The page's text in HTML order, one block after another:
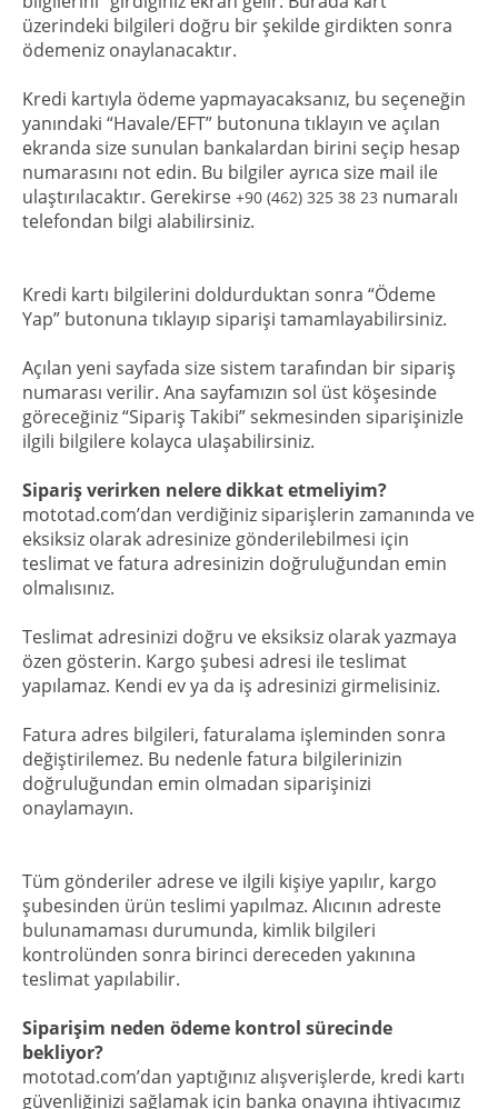
üzerindeki bilgileri doğru bir şekilde girdikten sonra
ödemeniz onaylanacaktır.
Kredi kartıyla ödeme yapmayacaksanız, bu seçeneğin
yanındaki “Havale/EFT” butonuna tıklayın ve açılan
ekranda size sunulan bankalardan birini seçip hesap
numarasını not edin. Bu bilgiler ayrıca size mail ile
ulaştırılacaktır. Gerekirse +90 (462) 325 38 23 numaralı
telefondan bilgi alabilirsiniz.
Kredi kartı bilgilerini doldurduktan sonra “Ödeme
Yap” butonuna tıklayıp siparişi tamamlayabilirsiniz.
Açılan yeni sayfada size sistem tarafından bir sipariş
numarası verilir. Ana sayfamızın sol üst köşesinde
göreceğiniz “Sipariş Takibi” sekmesinden siparişinizle
ilgili bilgilere kolayca ulaşabilirsiniz.
Sipariş verirken nelere dikkat etmeliyim?
mototad.com’dan verdiğiniz siparişlerin zamanında ve
eksiksiz olarak adresinize gönderilebilmesi için
teslimat ve fatura adresinizin doğruluğundan emin
olmalısınız.
Teslimat adresinizi doğru ve eksiksiz olarak yazmaya
özen gösterin. Kargo şubesi adresi ile teslimat
yapılamaz. Kendi ev ya da iş adresinizi girmelisiniz.
Fatura adres bilgileri, faturalama işleminden sonra
değiştirilemez. Bu nedenle fatura bilgilerinizin
doğruluğundan emin olmadan siparişinizi
onaylamayın.
Tüm gönderiler adrese ve ilgili kişiye yapılır, kargo
şubesinden ürün teslimi yapılmaz. Alıcının adreste
bulunamaması durumunda, kimlik bilgileri
kontrolünden sonra birinci dereceden yakınına
teslimat yapılabilir.
Siparişim neden ödeme kontrol sürecinde
bekliyor?
mototad.com’dan yaptığınız alışverişlerde, kredi kartı
güvenliğinizi sağlamak için banka onayına ihtiyacımız